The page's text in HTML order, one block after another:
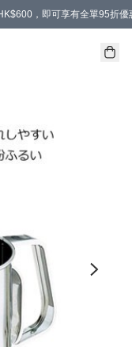
，即可享有全單95折優
HK$680(折扣後），可享有